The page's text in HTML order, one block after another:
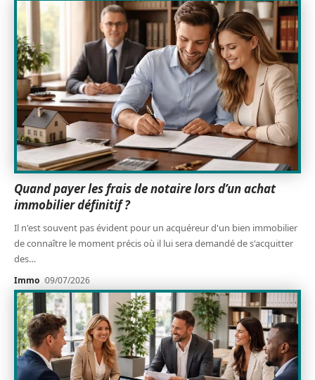
Quand payer les frais de notaire lors d’un achat
immobilier définitif ?
Il n'est souvent pas évident pour un acquéreur d'un bien immobilier
de connaître le moment précis où il lui sera demandé de s'acquitter
des…
Immo 09/07/2026